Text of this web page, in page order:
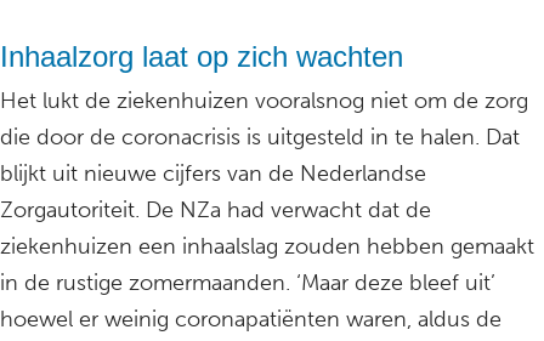
Inhaalzorg laat op zich wachten
Het lukt de ziekenhuizen vooralsnog niet om de zorg
die door de coronacrisis is uitgesteld in te halen. Dat
blijkt uit nieuwe cijfers van de Nederlandse
Zorgautoriteit. De NZa had verwacht dat de
ziekenhuizen een inhaalslag zouden hebben gemaakt
in de rustige zomermaanden. ‘Maar deze bleef uit’
hoewel er weinig coronapatiënten waren, aldus de